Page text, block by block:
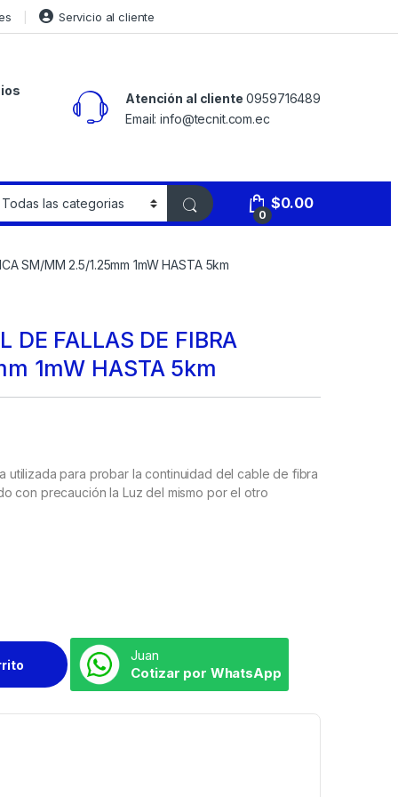
Servicio al cliente
Atención al cliente 0959716489
Email: info@tecnit.com.ec
0
$0.00
SM/MM 2.5/1.25mm 1mW HASTA 5km
DE FALLAS DE FIBRA
1mW HASTA 5km
utilizada para probar la continuidad del cable de fibra
con precaución la Luz del mismo por el otro
Juan
Cotizar por WhatsApp